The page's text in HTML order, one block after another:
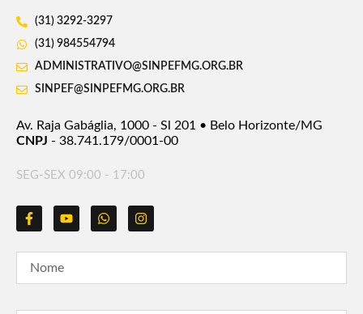
(31) 3292-3297
(31) 984554794
ADMINISTRATIVO@SINPEFMG.ORG.BR
SINPEF@SINPEFMG.ORG.BR
Av. Raja Gabáglia, 1000 - Sl 201 • Belo Horizonte/MG
CNPJ - 38.741.179/0001-00
SEG-SEX 09:00 - 17:00